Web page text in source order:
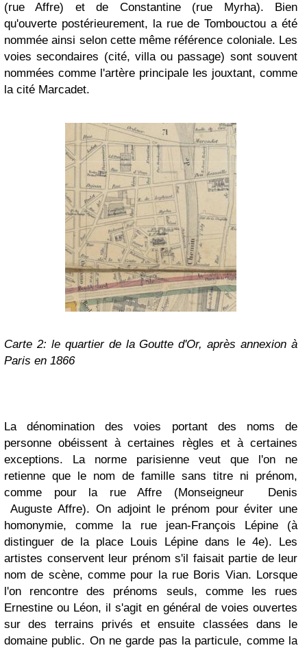
(rue Affre) et de Constantine (rue Myrha). Bien
qu'ouverte postérieurement, la rue de Tombouctou a été
nommée ainsi selon cette même référence coloniale. Les
voies secondaires (cité, villa ou passage) sont souvent
nommées comme l'artère principale les jouxtant, comme
la cité Marcadet.
Carte 2: le quartier de la Goutte d'Or, après annexion à
Paris en 1866
La dénomination des voies portant des noms de
personne obéissent à certaines règles et à certaines
exceptions. La norme parisienne veut que l'on ne
retienne que le nom de famille sans titre ni prénom,
comme pour la rue Affre (Monseigneur Denis
Auguste Affre). On adjoint le prénom pour éviter une
homonymie, comme la rue jean-François Lépine (à
distinguer de la place Louis Lépine dans le 4e). Les
artistes conservent leur prénom s'il faisait partie de leur
nom de scène, comme pour la rue Boris Vian. Lorsque
l'on rencontre des prénoms seuls, comme les rues
Ernestine ou Léon, il s'agit en général de voies ouvertes
sur des terrains privés et ensuite classées dans le
domaine public. On ne garde pas la particule, comme la